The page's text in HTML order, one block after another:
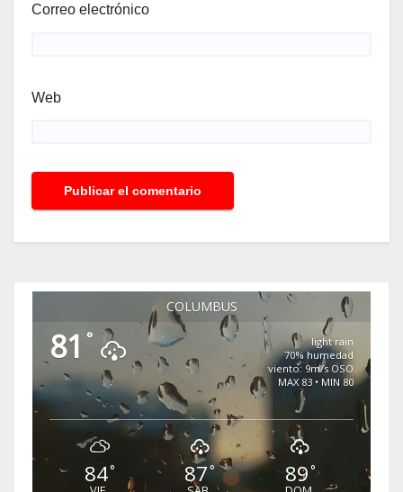
Correo electrónico
Web
COLUMBUS
81 °
light rain
70% humedad
viento: 9m/s OSO
MAX 83 • MIN 80
84° 87° 89°